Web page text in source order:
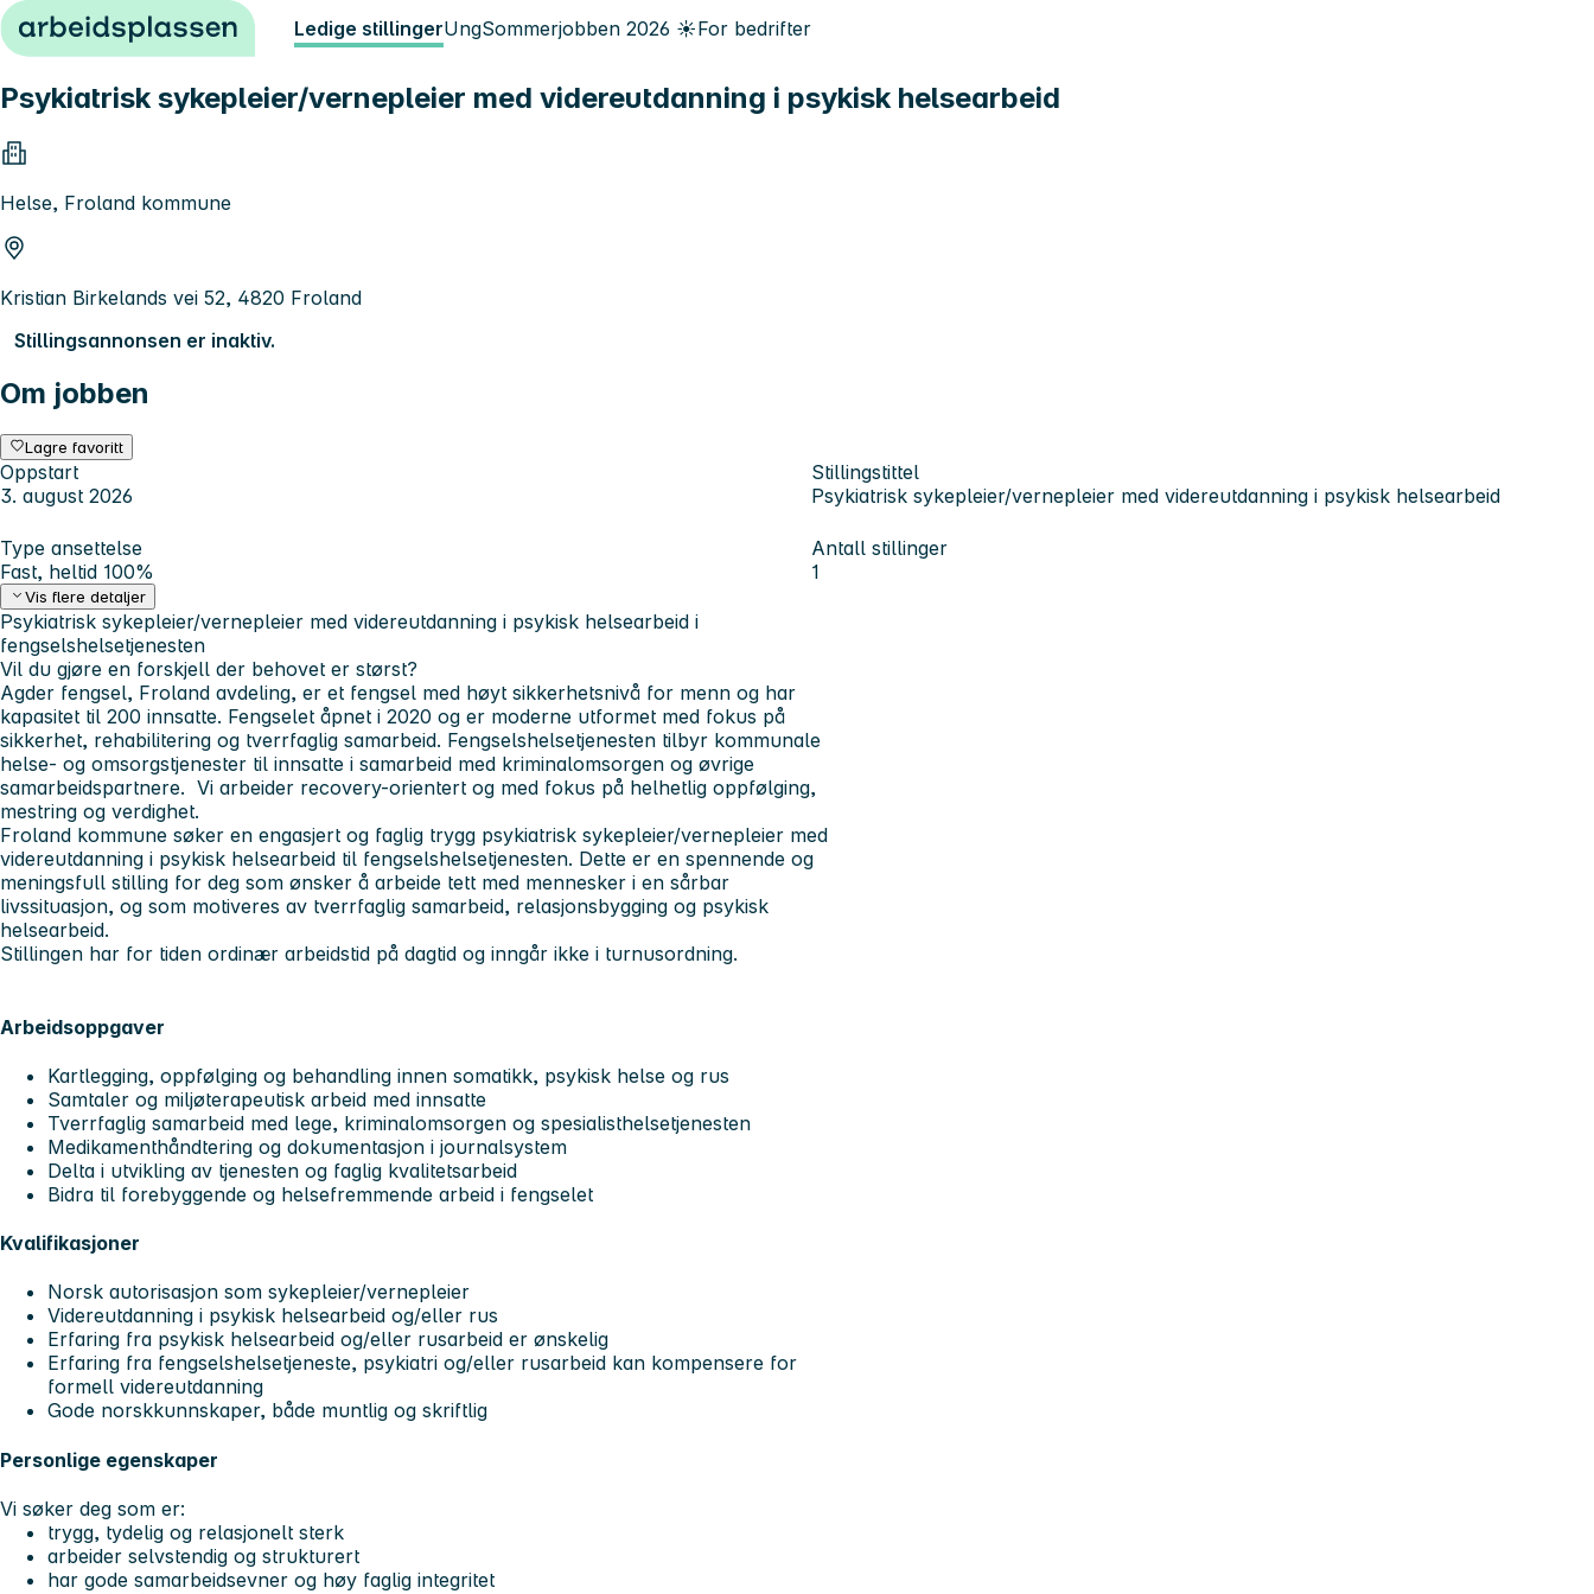
Hopp til innhold Ledige stillingerUngSommerjobben 2026 ☀️For bedrifter
Psykiatrisk sykepleier/vernepleier med videreutdanning i psykisk helsearbeid
Helse, Froland kommune
Kristian Birkelands vei 52, 4820 Froland
Stillingsannonsen er inaktiv.
Om jobben
Lagre favoritt
Oppstart
3. august 2026
Stillingstittel
Psykiatrisk sykepleier/vernepleier med videreutdanning i psykisk helsearbeid
Type ansettelse
Fast, heltid 100%
Antall stillinger
1
Vis flere detaljer
Psykiatrisk sykepleier/vernepleier med videreutdanning i psykisk helsearbeid i
fengselshelsetjenesten
Vil du gjøre en forskjell der behovet er størst?
Agder fengsel, Froland avdeling, er et fengsel med høyt sikkerhetsnivå for menn og har
kapasitet til 200 innsatte. Fengselet åpnet i 2020 og er moderne utformet med fokus på
sikkerhet, rehabilitering og tverrfaglig samarbeid. Fengselshelsetjenesten tilbyr kommunale
helse- og omsorgstjenester til innsatte i samarbeid med kriminalomsorgen og øvrige
samarbeidspartnere. Vi arbeider recovery-orientert og med fokus på helhetlig oppfølging,
mestring og verdighet.
Froland kommune søker en engasjert og faglig trygg psykiatrisk sykepleier/vernepleier med
videreutdanning i psykisk helsearbeid til fengselshelsetjenesten. Dette er en spennende og
meningsfull stilling for deg som ønsker å arbeide tett med mennesker i en sårbar
livssituasjon, og som motiveres av tverrfaglig samarbeid, relasjonsbygging og psykisk
helsearbeid.
Stillingen har for tiden ordinær arbeidstid på dagtid og inngår ikke i turnusordning.
Arbeidsoppgaver
Kartlegging, oppfølging og behandling innen somatikk, psykisk helse og rus
Samtaler og miljøterapeutisk arbeid med innsatte
Tverrfaglig samarbeid med lege, kriminalomsorgen og spesialisthelsetjenesten
Medikamenthåndtering og dokumentasjon i journalsystem
Delta i utvikling av tjenesten og faglig kvalitetsarbeid
Bidra til forebyggende og helsefremmende arbeid i fengselet
Kvalifikasjoner
Norsk autorisasjon som sykepleier/vernepleier
Videreutdanning i psykisk helsearbeid og/eller rus
Erfaring fra psykisk helsearbeid og/eller rusarbeid er ønskelig
Erfaring fra fengselshelsetjeneste, psykiatri og/eller rusarbeid kan kompensere for
formell videreutdanning
Gode norskkunnskaper, både muntlig og skriftlig
Personlige egenskaper
Vi søker deg som er:
trygg, tydelig og relasjonelt sterk
arbeider selvstendig og strukturert
har gode samarbeidsevner og høy faglig integritet